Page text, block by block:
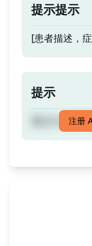
提示提示
[患者描述，
提示
通过 注册